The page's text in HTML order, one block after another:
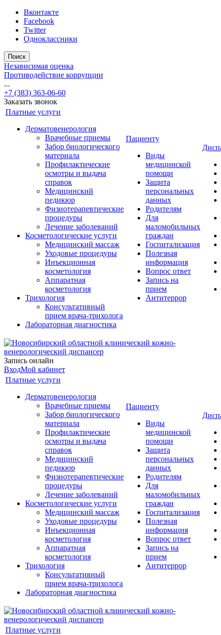
Вконтакте
Facebook
Twitter
Одноклассники
Поиск
Независимая оценка
Противодействие коррупции
...
+7 (383) 363-06-60
Заказать звонок
Платные услуги
Дерматовенерология
Врачебные приемы
Забор биологического
материала
Профилактические
осмотры и выдача
справок
Медицинский
педикюр
Физиотерапевтические
процедуры
Лечение заболеваний
Косметологические услуги
Медицинский массаж
Уходовые процедуры
Инъекционная
косметология
Аппаратная
косметология
Трихология
Консультативный
прием врача-трихолога
Лабораторная диагностика
Пациенту
Виды
медицинской
помощи
Защита
персональных
данных
Родителям
Для
маломобильных
граждан
Госпитализация
Полезная
информация
Вопрос ответ
Запись на
прием
Антитеррор
Запись онлайн
ВходМой кабинет
Платные услуги
Дерматовенерология
Врачебные приемы
Забор биологического
материала
Профилактические
осмотры и выдача
справок
Медицинский
педикюр
Физиотерапевтические
процедуры
Лечение заболеваний
Косметологические услуги
Медицинский массаж
Уходовые процедуры
Инъекционная
косметология
Аппаратная
косметология
Трихология
Консультативный
прием врача-трихолога
Лабораторная диагностика
Пациенту
Виды
медицинской
помощи
Защита
персональных
данных
Родителям
Для
маломобильных
граждан
Госпитализация
Полезная
информация
Вопрос ответ
Запись на
прием
Антитеррор
Платные услуги